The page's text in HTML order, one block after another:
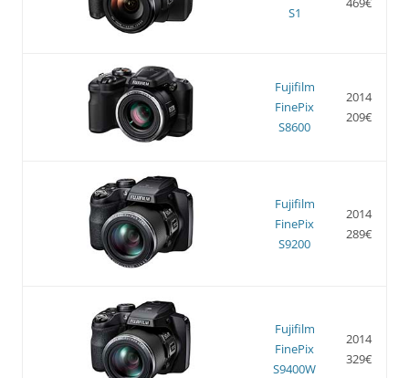
S1
Fujifilm
FinePix
S8600
2014
209€
Fujifilm
FinePix
S9200
2014
289€
Fujifilm
FinePix
S9400W
2014
329€